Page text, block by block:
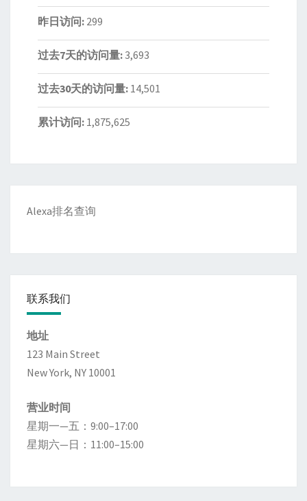
昨日访问: 299
过去7天的访问量: 3,693
过去30天的访问量: 14,501
累计访问: 1,875,625
Alexa排名查询
联系我们
地址
123 Main Street
New York, NY 10001
营业时间
星期一—五：9:00–17:00
星期六—日：11:00–15:00